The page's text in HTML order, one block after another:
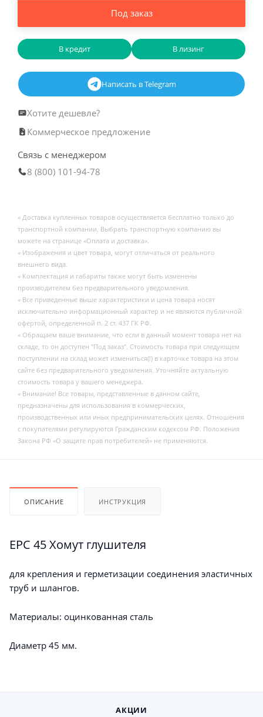
Под заказ
В кредит В лизинг
Написать в Telegram
Хотите дешевле?
Коммерческое предложение
Связь с менеджером
8 (800) 101-94-78
« Доставка купленных товаров осуществляется бесплатно только до
транспортной компании. Выбрать транспортную компанию вы
можете на странице «Оплата и доставка».
« Изображения и цвет товара, могут отличаться от реального
внешнего вида.
« Комплектация и габариты также могут быть изменены
производителем без предварительного уведомления.
« Все приведенные выше характеристики и цена товара носят
исключительно информационный характер и не являются публичной
офертой, определенной п. 2 ст. 437 ГК РФ.
« Обращаем ваше внимание, что если в данный момент товара нет на
складе, то он доступен "Под заказ". Стоимость товара при следующем
поступлении на склад может измениться(!) в карточке товара на этом
сайте без предварительного уведомления. Уточняйте актуальную
стоимость товара у вашего менеджера.
« Внимание! Все товары, представленные в данном сайте,
предназначены для использования в коммерческих,
производственных или иных предпринимательских целях. Отношения
с покупателями регулируются Гражданским кодексом РФ. Положения
Закона РФ «О защите прав потребителей» не применяются.
ОПИСАНИЕ ИНСТРУКЦИЯ
EPC 45 Хомут глушителя
для крепления и герметизации соединения эластичных
труб и шлангов.
Материалы: оцинкованная сталь
Диаметр 45 мм.
АКЦИИ